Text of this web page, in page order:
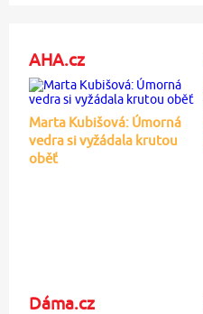
AHA.cz
Marta Kubišová: Úmorná
vedra si vyžádala krutou
oběť
Dáma.cz